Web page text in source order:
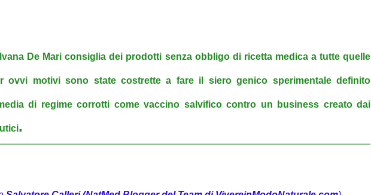
De Mari consiglia dei prodotti senza obbligo di ricetta medica a tutte quelle
ovvi motivi sono state costrette a fare il siero genico sperimentale definito
di regime corrotti come vaccino salvifico contro un business creato dai
.